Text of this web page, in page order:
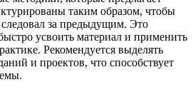
таким образом, чтобы
за предыдущим. Это
усвоить материал и применить
Рекомендуется выделять
и проектов, что способствует